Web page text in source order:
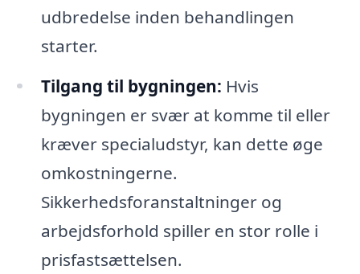
udbredelse inden behandlingen
starter.
Tilgang til bygningen: Hvis
bygningen er svær at komme til eller
kræver specialudstyr, kan dette øge
omkostningerne.
Sikkerhedsforanstaltninger og
arbejdsforhold spiller en stor rolle i
prisfastsættelsen.